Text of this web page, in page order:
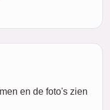
en de foto's zien